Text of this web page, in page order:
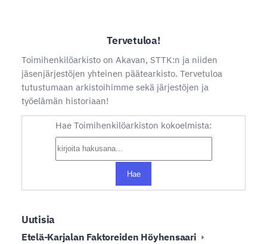
Tervetuloa!
Toimihenkilöarkisto on Akavan, STTK:n ja niiden
jäsenjärjestöjen yhteinen päätearkisto. Tervetuloa
tutustumaan arkistoihimme sekä järjestöjen ja
työelämän historiaan!
Hae Toimihenkilöarkiston kokoelmista:
Hae
Uutisia
Etelä-Karjalan Faktoreiden Höyhensaari